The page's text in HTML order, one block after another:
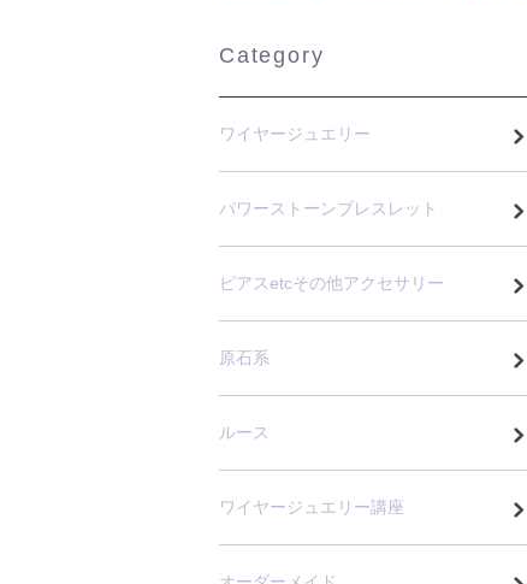
Category
ワイヤージュエリー
パワーストーンブレスレット
ピアスetcその他アクセサリー
原石系
ルース
ワイヤージュエリー講座